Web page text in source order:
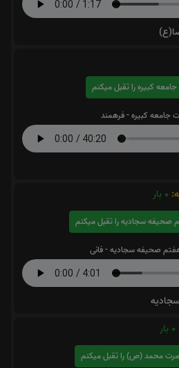
جامعه کبیره - فرهمند
0 بار
صحیفه سجادیه - فانی
0 بار